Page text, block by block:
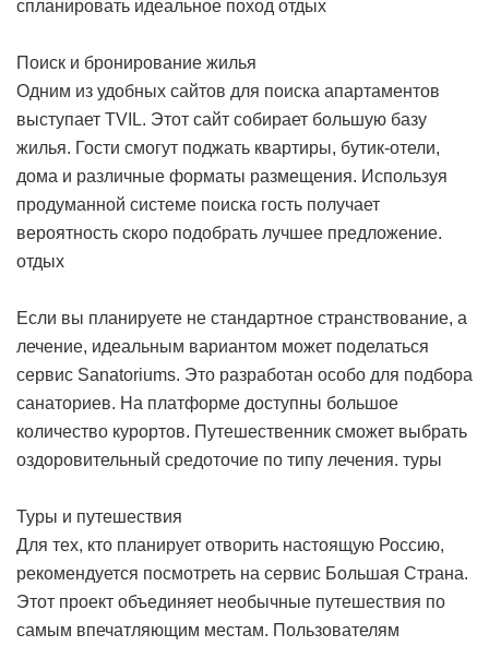
спланировать идеальное поход отдых
Поиск и бронирование жилья
Одним из удобных сайтов для поиска апартаментов
выступает TVIL. Этот сайт собирает большую базу
жилья. Гости смогут поджать квартиры, бутик-отели,
дома и различные форматы размещения. Используя
продуманной системе поиска гость получает
вероятность скоро подобрать лучшее предложение.
отдых
Если вы планируете не стандартное странствование, а
лечение, идеальным вариантом может поделаться
сервис Sanatoriums. Это разработан особо для подбора
санаториев. На платформе доступны большое
количество курортов. Путешественник сможет выбрать
оздоровительный средоточие по типу лечения. туры
Туры и путешествия
Для тех, кто планирует отворить настоящую Россию,
рекомендуется посмотреть на сервис Большая Страна.
Этот проект объединяет необычные путешествия по
самым впечатляющим местам. Пользователям